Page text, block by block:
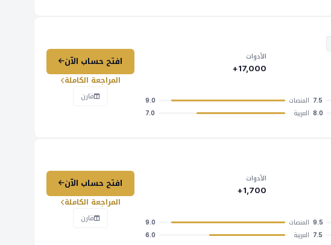
الأدوات
17,000+
7.5 المنصات 9.0
8.0 العربية 7.0
افتح حساب الآن
المراجعة الكاملة
قارن
الأدوات
1,700+
9.5 المنصات 9.0
7.5 العربية 6.0
افتح حساب الآن
المراجعة الكاملة
قارن